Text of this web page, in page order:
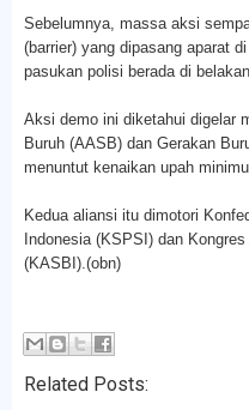
Sebelumnya, massa aksi
(barrier) yang dipasang aparat
pasukan polisi berada di
Aksi demo ini diketahui digelar
Buruh (AASB) dan Gerakan
menuntut kenaikan upah
Kedua aliansi itu dimotori
Indonesia (KSPSI) dan
(KASBI).(obn)
Related Posts: